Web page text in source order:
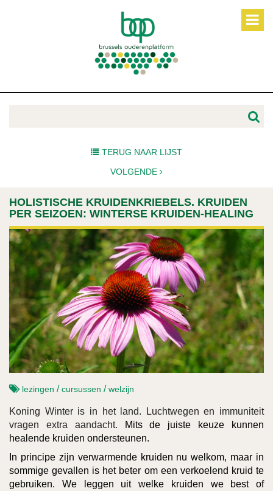
TERUG NAAR LIJST
VOLGENDE
HOLISTISCHE KRUIDENKRIEBELS. KRUIDEN
PER SEIZOEN: WINTERSE KRUIDEN-HEALING
lezingen / cursussen / welzijn
Koning Winter is in het land. Luchtwegen en immuniteit
vragen extra aandacht.
Mits de juiste keuze kunnen
healende kruiden ondersteunen.
In principe zijn verwarmende kruiden nu welkom, maar in
sommige gevallen is het beter om een verkoelend kruid te
gebruiken. We leggen uit welke kruiden we best of